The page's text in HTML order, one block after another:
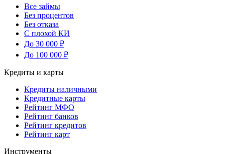
Все займы
Без процентов
Без отказа
С плохой КИ
До 30 000 ₽
До 100 000 ₽
Кредиты и карты
Кредиты наличными
Кредитные карты
Рейтинг МФО
Рейтинг банков
Рейтинг кредитов
Рейтинг карт
Инструменты